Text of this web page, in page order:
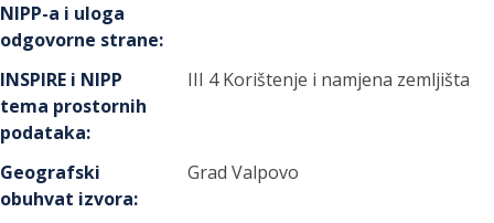
NIPP-a i uloga
odgovorne strane:
INSPIRE i NIPP
tema prostornih
podataka:
III 4 Korištenje i namjena zemljišta
Geografski
obuhvat izvora:
Grad Valpovo